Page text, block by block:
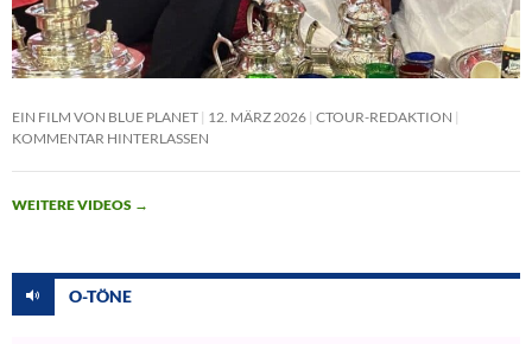
EIN FILM VON BLUE PLANET 12. MÄRZ 2026 CTOUR-REDAKTION
KOMMENTAR HINTERLASSEN
WEITERE VIDEOS →
O-TÖNE